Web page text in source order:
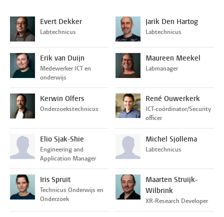
Evert Dekker
Labtechnicus
Jarik Den Hartog
Labtechnicus
Erik van Duijn
Medewerker ICT en
onderwijs
Maureen Meekel
Labmanager
Kerwin Olfers
Onderzoekstechnicus
René Ouwerkerk
ICT-coördinator/Security
officer
Elio Sjak-Shie
Engineering and
Application Manager
Michel Sjollema
Labtechnicus
Iris Spruit
Technicus Onderwijs en
Onderzoek
Maarten Struijk-
Wilbrink
XR-Research Developer